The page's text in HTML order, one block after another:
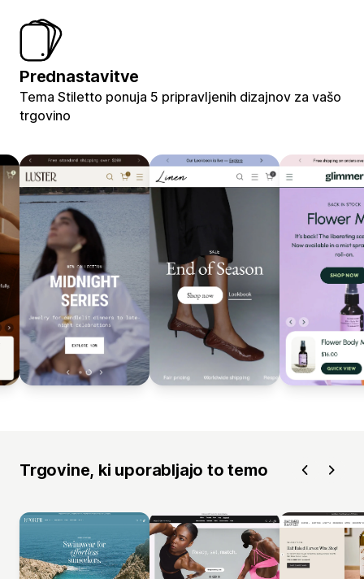
Prednastavitve
Tema Stiletto ponuja 5 pripravljenih dizajnov za vašo
trgovino
Trgovine, ki uporabljajo to temo